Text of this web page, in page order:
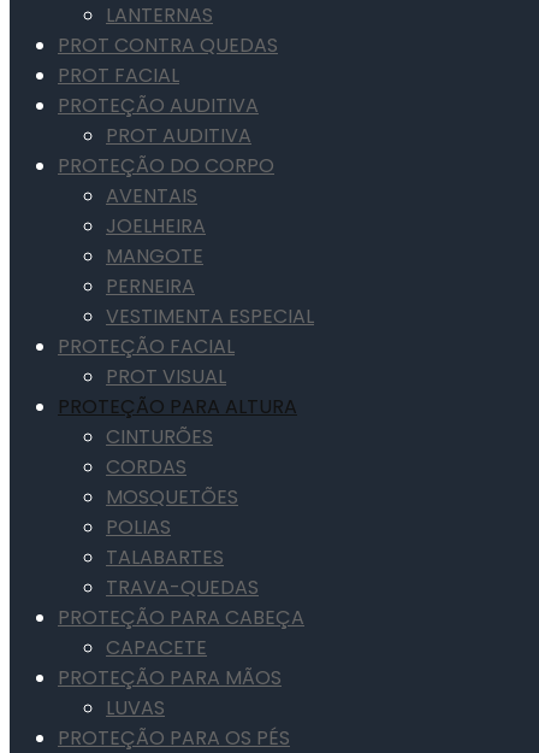
LANTERNAS
PROT CONTRA QUEDAS
PROT FACIAL
PROTEÇÃO AUDITIVA
PROT AUDITIVA
PROTEÇÃO DO CORPO
AVENTAIS
JOELHEIRA
MANGOTE
PERNEIRA
VESTIMENTA ESPECIAL
PROTEÇÃO FACIAL
PROT VISUAL
PROTEÇÃO PARA ALTURA
CINTURÕES
CORDAS
MOSQUETÕES
POLIAS
TALABARTES
TRAVA-QUEDAS
PROTEÇÃO PARA CABEÇA
CAPACETE
PROTEÇÃO PARA MÃOS
LUVAS
PROTEÇÃO PARA OS PÉS